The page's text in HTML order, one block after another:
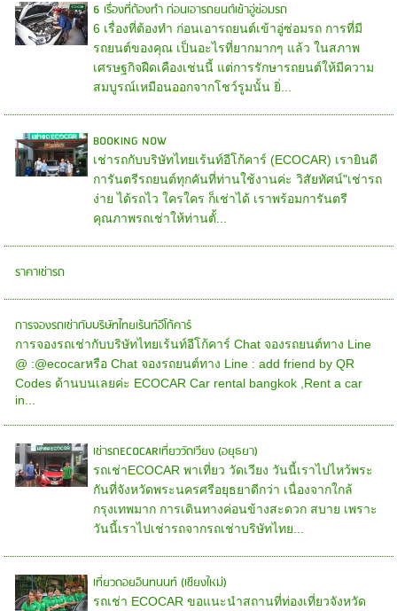
6 เรื่องที่ต้องทำ ก่อนเอารถยนต์เข้าอู่ซ่อมรถ
6 เรื่องที่ต้องทำ ก่อนเอารถยนต์เข้าอู่ซ่อมรถ การที่มี
รถยนต์ของคุณ เป็นอะไรที่ยากมากๆ แล้ว ในสภาพ
เศรษฐกิจฝืดเคืองเช่นนี้ แต่การรักษารถยนต์ให้มีความ
สมบูรณ์เหมือนออกจากโชว์รูมนั้น ยิ่...
ฺBOOKING NOW
เช่ารถกับบริษัทไทยเร้นท์อีโก้คาร์ (ECOCAR) เรายินดี
การันตรีรถยนต์ทุกคันที่ท่านใช้งานค่ะ วิสัยทัศน์"เช่ารถ
ง่าย ได้รถไว ใครใคร ก็เช่าได้ เราพร้อมการันตรี
คุณภาพรถเช่าให้ท่านตั้...
ราคาเช่ารถ
การจองรถเช่ากับบริษัทไทยเร้นท์อีโก้คาร์
การจองรถเช่ากับบริษัทไทยเร้นท์อีโก้คาร์ Chat จองรถยนต์ทาง Line
@ :@ecocarหรือ Chat จองรถยนต์ทาง Line : add friend by QR
Codes ด้านบนเลยค่ะ ECOCAR Car rental bangkok ,Rent a car
in...
เช่ารถECOCARเที่ยววัดเวียง (อยุธยา)
รถเช่าECOCAR พาเที่ยว วัดเวียง วันนี้เราไปไหว้พระ
กันที่จังหวัดพระนครศรีอยุธยาดีกว่า เนื่องจากใกล้
กรุงเทพมาก การเดินทางค่อนข้างสะดวก สบาย เพราะ
วันนี้เราไปเช่ารถจากรถเช่าบริษัทไทย...
เที่ยวดอยอินทนนท์ (เชียงใหม่)
รถเช่า ECOCAR ขอแนะนำสถานที่ท่องเที่ยวจังหวัด